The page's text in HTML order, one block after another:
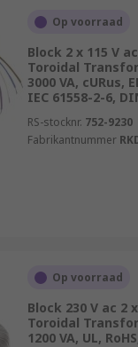
Op voorraad
Block 2 x 115 V
Toroidal
3000 VA, cURus,
IEC 61558-2-6,
RS-stocknr. 752-9230
Fabrikantnummer
Op voorraad
Block 230 V ac 2
Toroidal
1200 VA, UL,